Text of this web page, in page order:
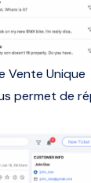
Vente Unique
permet de